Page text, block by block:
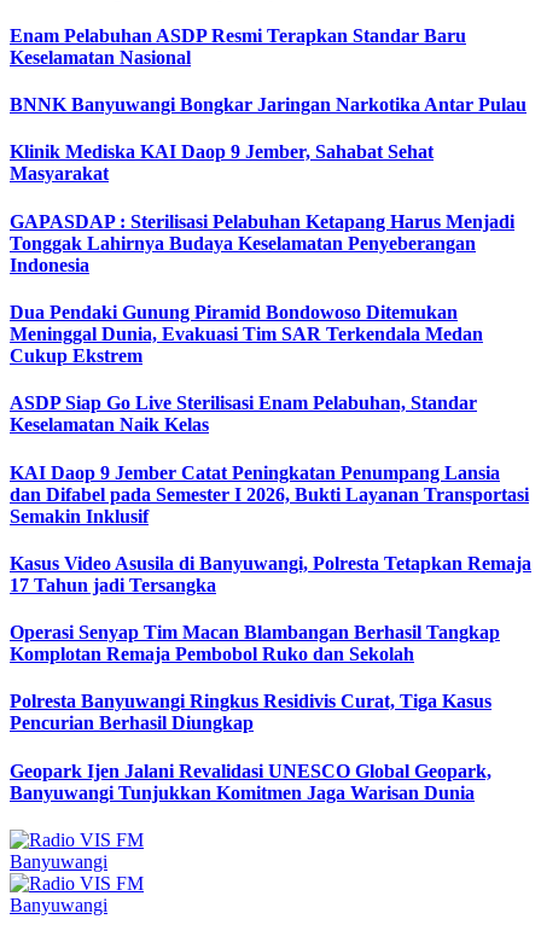
Enam Pelabuhan ASDP Resmi Terapkan Standar Baru
Keselamatan Nasional
BNNK Banyuwangi Bongkar Jaringan Narkotika Antar Pulau
Klinik Mediska KAI Daop 9 Jember, Sahabat Sehat
Masyarakat
GAPASDAP : Sterilisasi Pelabuhan Ketapang Harus Menjadi
Tonggak Lahirnya Budaya Keselamatan Penyeberangan
Indonesia
Dua Pendaki Gunung Piramid Bondowoso Ditemukan
Meninggal Dunia, Evakuasi Tim SAR Terkendala Medan
Cukup Ekstrem
ASDP Siap Go Live Sterilisasi Enam Pelabuhan, Standar
Keselamatan Naik Kelas
KAI Daop 9 Jember Catat Peningkatan Penumpang Lansia
dan Difabel pada Semester I 2026, Bukti Layanan Transportasi
Semakin Inklusif
Kasus Video Asusila di Banyuwangi, Polresta Tetapkan Remaja
17 Tahun jadi Tersangka
Operasi Senyap Tim Macan Blambangan Berhasil Tangkap
Komplotan Remaja Pembobol Ruko dan Sekolah
Polresta Banyuwangi Ringkus Residivis Curat, Tiga Kasus
Pencurian Berhasil Diungkap
Geopark Ijen Jalani Revalidasi UNESCO Global Geopark,
Banyuwangi Tunjukkan Komitmen Jaga Warisan Dunia